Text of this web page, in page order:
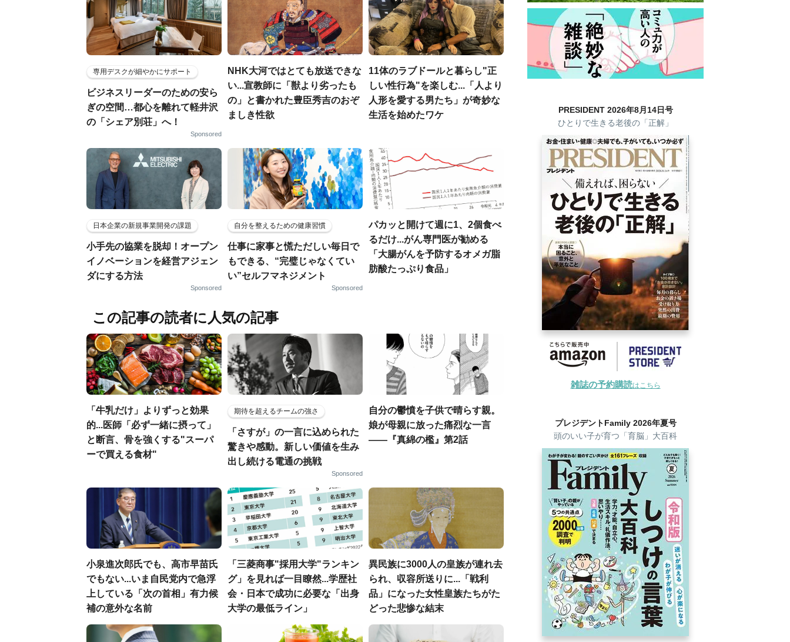
専用デスクが細やかにサポート
ビジネスリーダーのための安ら
ぎの空間…都心を離れて軽井沢
の「シェア別荘」へ！
Sponsored
NHK大河ではとても放送できな
い...宣教師に「獣より劣ったも
の」と書かれた豊臣秀吉のおぞ
ましき性欲
11体のラブドールと暮らし"正
しい性行為"を楽しむ...「人より
人形を愛する男たち」が奇妙な
生活を始めたワケ
日本企業の新規事業開発の課題
小手先の協業を脱却！オープン
イノベーションを経営アジェン
ダにする方法
Sponsored
自分を整えるための健康習慣
仕事に家事と慌ただしい毎日で
もできる、“完璧じゃなくてい
い”セルフマネジメント
Sponsored
パカッと開けて週に1、2個食べ
るだけ...がん専門医が勧める
「大腸がんを予防するオメガ脂
肪酸たっぷり食品」
この記事の読者に人気の記事
「牛乳だけ」よりずっと効果
的...医師「必ず一緒に摂って」
と断言、骨を強くする"スーパ
ーで買える食材"
期待を超えるチームの強さ
「さすが」の一言に込められた
驚きや感動。新しい価値を生み
出し続ける電通の挑戦
Sponsored
自分の鬱憤を子供で晴らす親。
娘が母親に放った痛烈な一言
――『真綿の檻』第2話
小泉進次郎氏でも、高市早苗氏
でもない...いま自民党内で急浮
上している「次の首相」有力候
補の意外な名前
「三菱商事"採用大学"ランキン
グ」を見れば一目瞭然...学歴社
会・日本で成功に必要な「出身
大学の最低ライン」
異民族に3000人の皇族が連れ去
られ、収容所送りに...「戦利
品」になった女性皇族たちがた
どった悲惨な結末
PRESIDENT 2026年8月14日号
ひとりで生きる老後の「正解」
雑誌の予約購読はこちら
プレジデントFamily 2026年夏号
頭のいい子が育つ「育脳」大百科